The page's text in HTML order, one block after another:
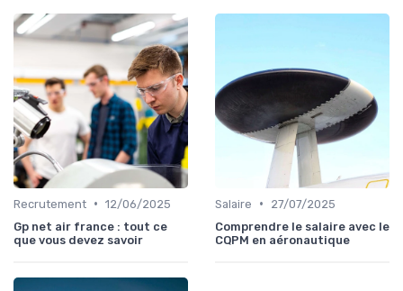
Recrutement • 12/06/2025
Gp net air france : tout ce
que vous devez savoir
Salaire •
27/07/2025
Comprendre le salaire avec le
CQPM en aéronautique